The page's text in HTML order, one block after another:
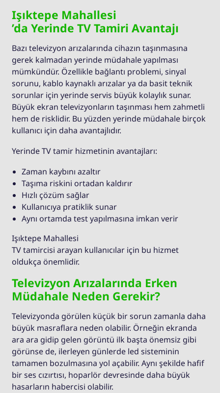
Işıktepe Mahallesi
’da Yerinde TV Tamiri Avantajı
Bazı televizyon arızalarında cihazın taşınmasına
gerek kalmadan yerinde müdahale yapılması
mümkündür. Özellikle bağlantı problemi, sinyal
sorunu, kablo kaynaklı arızalar ya da basit teknik
sorunlar için yerinde servis büyük kolaylık sunar.
Büyük ekran televizyonların taşınması hem zahmetli
hem de risklidir. Bu yüzden yerinde müdahale birçok
kullanıcı için daha avantajlıdır.
Yerinde TV tamir hizmetinin avantajları:
Zaman kaybını azaltır
Taşıma riskini ortadan kaldırır
Hızlı çözüm sağlar
Kullanıcıya pratiklik sunar
Aynı ortamda test yapılmasına imkan verir
Işıktepe Mahallesi
TV tamircisi arayan kullanıcılar için bu hizmet
oldukça önemlidir.
Televizyon Arızalarında Erken
Müdahale Neden Gerekir?
Televizyonda görülen küçük bir sorun zamanla daha
büyük masraflara neden olabilir. Örneğin ekranda
ara ara gidip gelen görüntü ilk başta önemsiz gibi
görünse de, ilerleyen günlerde led sisteminin
tamamen bozulmasına yol açabilir. Aynı şekilde hafif
bir ses cızırtısı, hoparlör devresinde daha büyük
hasarların habercisi olabilir.